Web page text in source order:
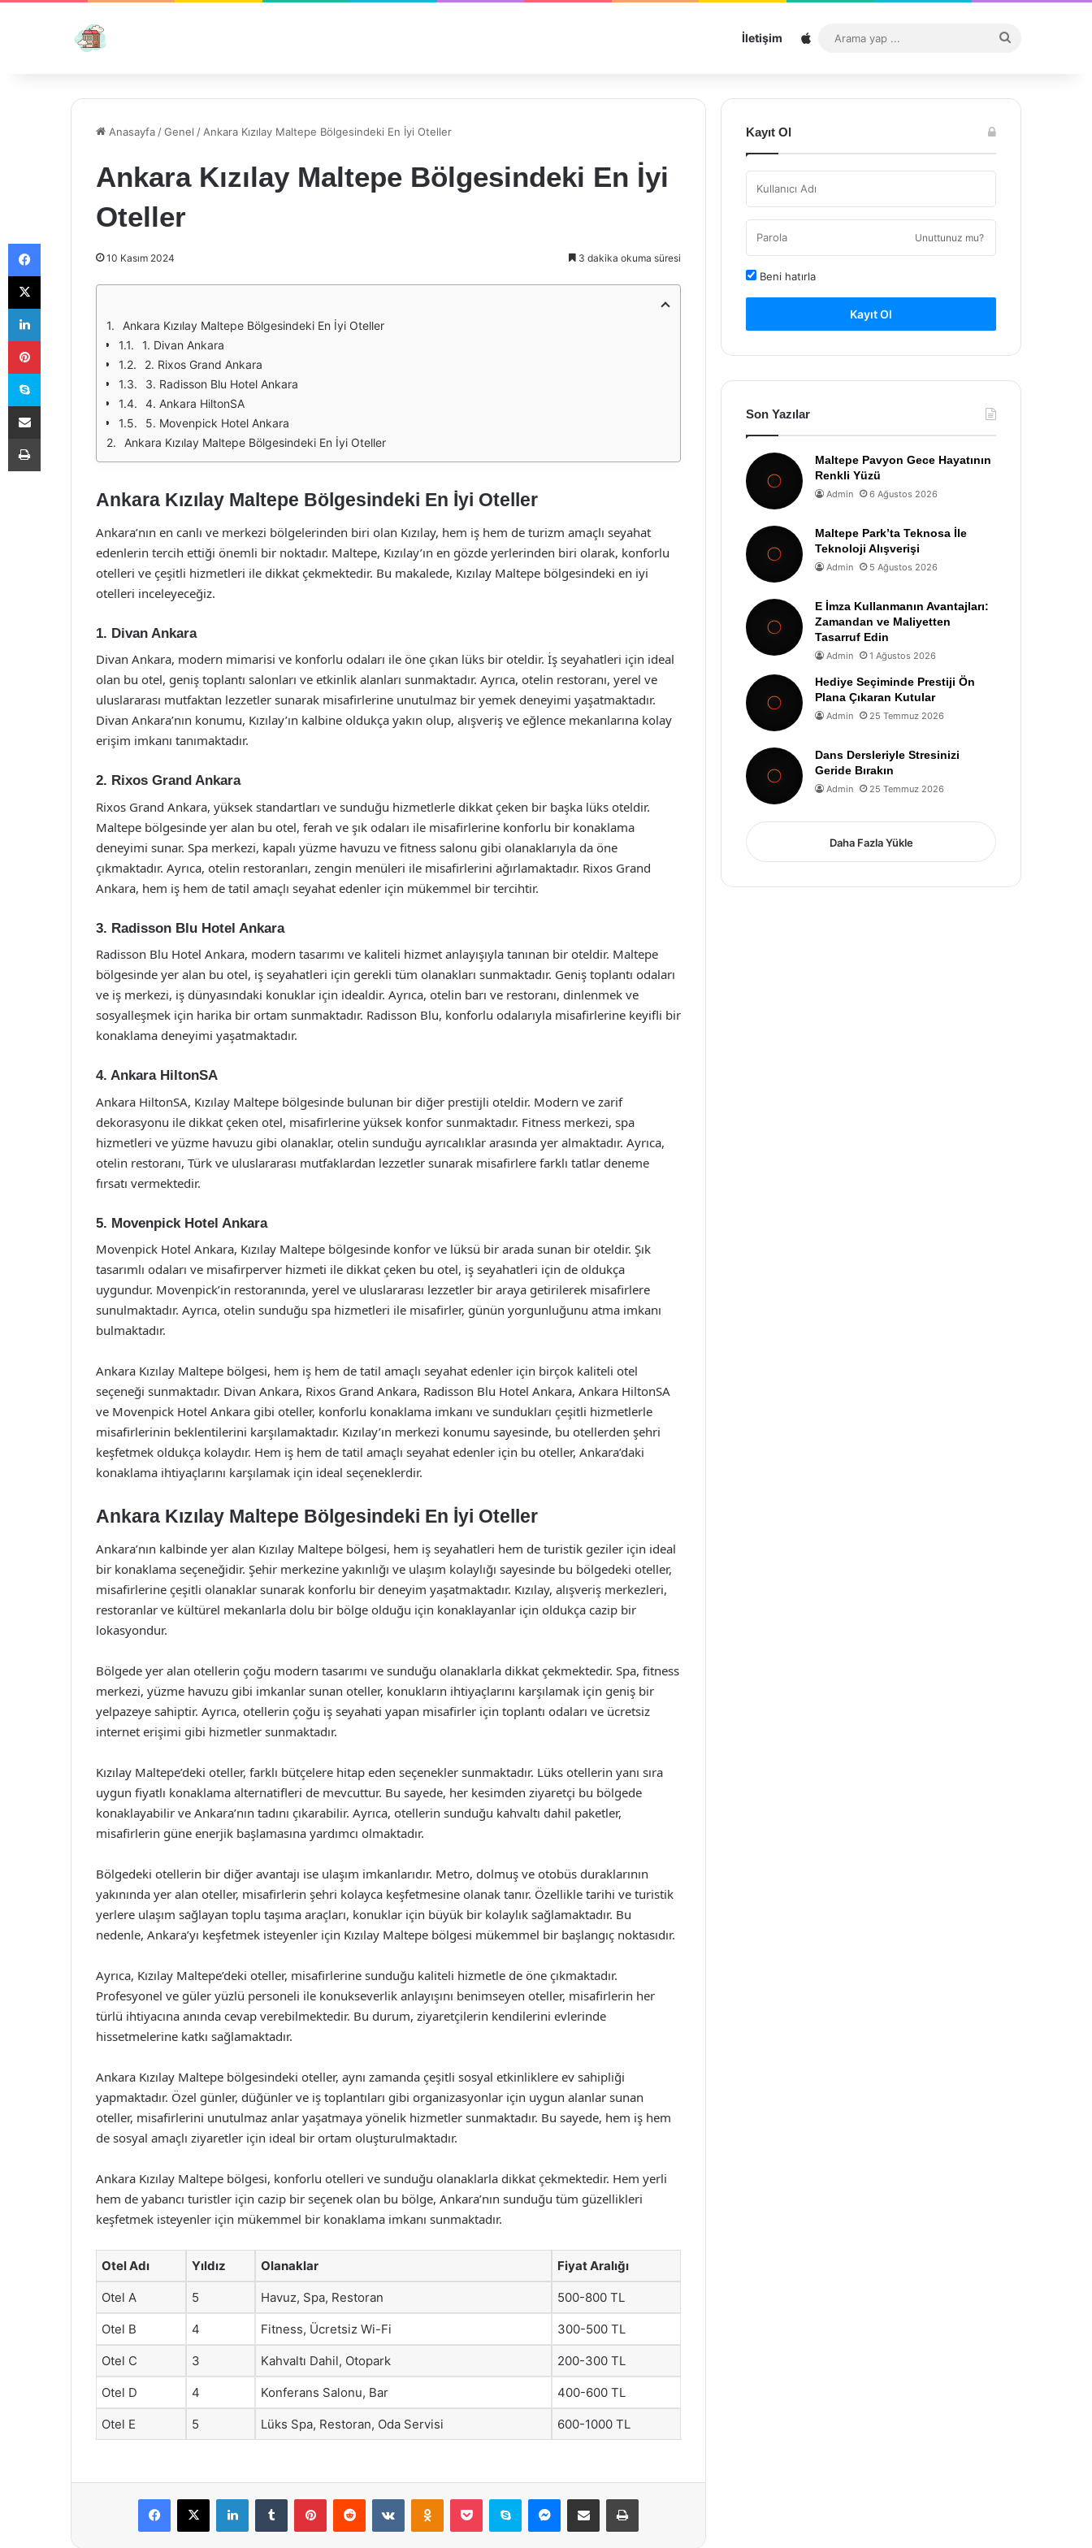
İletişim Sitemap
...
Anasayfa /Genel / Ankara Kızılay Maltepe Bölgesindeki En İyi Oteller
Ankara Kızılay Maltepe Bölgesindeki En İyi
Oteller
10 Kasım 2024 3 dakika okuma süresi
Ankara Kızılay Maltepe Bölgesindeki En İyi Oteller
1. Divan Ankara
2. Rixos Grand Ankara
3. Radisson Blu Hotel Ankara
4. Ankara HiltonSA
5. Movenpick Hotel Ankara
Ankara Kızılay Maltepe Bölgesindeki En İyi Oteller
Ankara Kızılay Maltepe Bölgesindeki En İyi Oteller
Ankara’nın en canlı ve merkezi bölgelerinden biri olan Kızılay, hem iş hem de turizm amaçlı seyahat
edenlerin tercih ettiği önemli bir noktadır. Maltepe, Kızılay’ın en gözde yerlerinden biri olarak, konforlu
otelleri ve çeşitli hizmetleri ile dikkat çekmektedir. Bu makalede, Kızılay Maltepe bölgesindeki en iyi
otelleri inceleyeceğiz.
1. Divan Ankara
Divan Ankara, modern mimarisi ve konforlu odaları ile öne çıkan lüks bir oteldir. İş seyahatleri için ideal
olan bu otel, geniş toplantı salonları ve etkinlik alanları sunmaktadır. Ayrıca, otelin restoranı, yerel ve
uluslararası mutfaktan lezzetler sunarak misafirlerine unutulmaz bir yemek deneyimi yaşatmaktadır.
Divan Ankara’nın konumu, Kızılay’ın kalbine oldukça yakın olup, alışveriş ve eğlence mekanlarına kolay
erişim imkanı tanımaktadır.
2. Rixos Grand Ankara
Rixos Grand Ankara, yüksek standartları ve sunduğu hizmetlerle dikkat çeken bir başka lüks oteldir.
Maltepe bölgesinde yer alan bu otel, ferah ve şık odaları ile misafirlerine konforlu bir konaklama
deneyimi sunar. Spa merkezi, kapalı yüzme havuzu ve fitness salonu gibi olanaklarıyla da öne
çıkmaktadır. Ayrıca, otelin restoranları, zengin menüleri ile misafirlerini ağırlamaktadır. Rixos Grand
Ankara, hem iş hem de tatil amaçlı seyahat edenler için mükemmel bir tercihtir.
3. Radisson Blu Hotel Ankara
Radisson Blu Hotel Ankara, modern tasarımı ve kaliteli hizmet anlayışıyla tanınan bir oteldir. Maltepe
bölgesinde yer alan bu otel, iş seyahatleri için gerekli tüm olanakları sunmaktadır. Geniş toplantı odaları
ve iş merkezi, iş dünyasındaki konuklar için idealdir. Ayrıca, otelin barı ve restoranı, dinlenmek ve
sosyalleşmek için harika bir ortam sunmaktadır. Radisson Blu, konforlu odalarıyla misafirlerine keyifli bir
konaklama deneyimi yaşatmaktadır.
4. Ankara HiltonSA
Ankara HiltonSA, Kızılay Maltepe bölgesinde bulunan bir diğer prestijli oteldir. Modern ve zarif
dekorasyonu ile dikkat çeken otel, misafirlerine yüksek konfor sunmaktadır. Fitness merkezi, spa
hizmetleri ve yüzme havuzu gibi olanaklar, otelin sunduğu ayrıcalıklar arasında yer almaktadır. Ayrıca,
otelin restoranı, Türk ve uluslararası mutfaklardan lezzetler sunarak misafirlere farklı tatlar deneme
fırsatı vermektedir.
5. Movenpick Hotel Ankara
Movenpick Hotel Ankara, Kızılay Maltepe bölgesinde konfor ve lüksü bir arada sunan bir oteldir. Şık
tasarımlı odaları ve misafirperver hizmeti ile dikkat çeken bu otel, iş seyahatleri için de oldukça
uygundur. Movenpick’in restoranında, yerel ve uluslararası lezzetler bir araya getirilerek misafirlere
sunulmaktadır. Ayrıca, otelin sunduğu spa hizmetleri ile misafirler, günün yorgunluğunu atma imkanı
bulmaktadır.
Ankara Kızılay Maltepe bölgesi, hem iş hem de tatil amaçlı seyahat edenler için birçok kaliteli otel
seçeneği sunmaktadır. Divan Ankara, Rixos Grand Ankara, Radisson Blu Hotel Ankara, Ankara HiltonSA
ve Movenpick Hotel Ankara gibi oteller, konforlu konaklama imkanı ve sundukları çeşitli hizmetlerle
misafirlerinin beklentilerini karşılamaktadır. Kızılay’ın merkezi konumu sayesinde, bu otellerden şehri
keşfetmek oldukça kolaydır. Hem iş hem de tatil amaçlı seyahat edenler için bu oteller, Ankara’daki
konaklama ihtiyaçlarını karşılamak için ideal seçeneklerdir.
Ankara Kızılay Maltepe Bölgesindeki En İyi Oteller
Ankara’nın kalbinde yer alan Kızılay Maltepe bölgesi, hem iş seyahatleri hem de turistik geziler için ideal
bir konaklama seçeneğidir. Şehir merkezine yakınlığı ve ulaşım kolaylığı sayesinde bu bölgedeki oteller,
misafirlerine çeşitli olanaklar sunarak konforlu bir deneyim yaşatmaktadır. Kızılay, alışveriş merkezleri,
restoranlar ve kültürel mekanlarla dolu bir bölge olduğu için konaklayanlar için oldukça cazip bir
lokasyondur.
Bölgede yer alan otellerin çoğu modern tasarımı ve sunduğu olanaklarla dikkat çekmektedir. Spa, fitness
merkezi, yüzme havuzu gibi imkanlar sunan oteller, konukların ihtiyaçlarını karşılamak için geniş bir
yelpazeye sahiptir. Ayrıca, otellerin çoğu iş seyahati yapan misafirler için toplantı odaları ve ücretsiz
internet erişimi gibi hizmetler sunmaktadır.
Kızılay Maltepe’deki oteller, farklı bütçelere hitap eden seçenekler sunmaktadır. Lüks otellerin yanı sıra
uygun fiyatlı konaklama alternatifleri de mevcuttur. Bu sayede, her kesimden ziyaretçi bu bölgede
konaklayabilir ve Ankara’nın tadını çıkarabilir. Ayrıca, otellerin sunduğu kahvaltı dahil paketler,
misafirlerin güne enerjik başlamasına yardımcı olmaktadır.
Bölgedeki otellerin bir diğer avantajı ise ulaşım imkanlarıdır. Metro, dolmuş ve otobüs duraklarının
yakınında yer alan oteller, misafirlerin şehri kolayca keşfetmesine olanak tanır. Özellikle tarihi ve turistik
yerlere ulaşım sağlayan toplu taşıma araçları, konuklar için büyük bir kolaylık sağlamaktadır. Bu
nedenle, Ankara’yı keşfetmek isteyenler için Kızılay Maltepe bölgesi mükemmel bir başlangıç noktasıdır.
Ayrıca, Kızılay Maltepe’deki oteller, misafirlerine sunduğu kaliteli hizmetle de öne çıkmaktadır.
Profesyonel ve güler yüzlü personeli ile konukseverlik anlayışını benimseyen oteller, misafirlerin her
türlü ihtiyacına anında cevap verebilmektedir. Bu durum, ziyaretçilerin kendilerini evlerinde
hissetmelerine katkı sağlamaktadır.
Ankara Kızılay Maltepe bölgesindeki oteller, aynı zamanda çeşitli sosyal etkinliklere ev sahipliği
yapmaktadır. Özel günler, düğünler ve iş toplantıları gibi organizasyonlar için uygun alanlar sunan
oteller, misafirlerini unutulmaz anlar yaşatmaya yönelik hizmetler sunmaktadır. Bu sayede, hem iş hem
de sosyal amaçlı ziyaretler için ideal bir ortam oluşturulmaktadır.
Ankara Kızılay Maltepe bölgesi, konforlu otelleri ve sunduğu olanaklarla dikkat çekmektedir. Hem yerli
hem de yabancı turistler için cazip bir seçenek olan bu bölge, Ankara’nın sunduğu tüm güzellikleri
keşfetmek isteyenler için mükemmel bir konaklama imkanı sunmaktadır.
Otel Adı Yıldız Olanaklar Fiyat Aralığı
Otel A 5 Havuz, Spa, Restoran 500-800 TL
Otel B 4 Fitness, Ücretsiz Wi-Fi 300-500 TL
Otel C 3 Kahvaltı Dahil, Otopark 200-300 TL
Otel D 4 Konferans Salonu, Bar 400-600 TL
Otel E 5 Lüks Spa, Restoran, Oda Servisi 600-1000 TL
Facebook
X LinkedInTumblr PinterestReddit VKontakteOdnoklassniki
Pocket Skype Messenger
E-Posta ile paylaş Yazdır
Kayıt Ol
Unuttunuz mu?
Beni hatırla
Kayıt Ol
Son Yazılar
Maltepe Pavyon Gece Hayatının
Renkli Yüzü
Admin 6 Ağustos 2026
Maltepe Park’ta Teknosa İle
Teknoloji Alışverişi
Admin 5 Ağustos 2026
E İmza Kullanmanın Avantajları:
Zamandan ve Maliyetten
Tasarruf Edin
Admin 1 Ağustos 2026
Hediye Seçiminde Prestiji Ön
Plana Çıkaran Kutular
Admin 25 Temmuz 2026
Dans Dersleriyle Stresinizi
Geride Bırakın
Admin 25 Temmuz 2026
Daha Fazla Yükle
Facebook
X
LinkedIn
Pinterest
Skype
E-Posta ile paylaş